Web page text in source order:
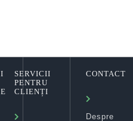
SERVICII
PENTRU
CLIENȚI
CONTACT
Despre